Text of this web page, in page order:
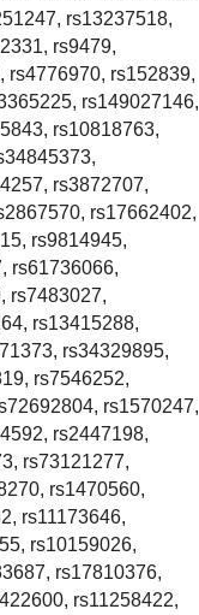
rs13237518,
rs9479,
rs4776970, rs152839,
rs149027146,
rs10818763,
rs3872707,
rs17662402,
rs9814945,
rs61736066,
rs7483027,
rs13415288,
rs34329895,
rs7546252,
rs1570247,
rs2447198,
rs73121277,
rs1470560,
rs11173646,
rs10159026,
rs17810376,
rs11258422,